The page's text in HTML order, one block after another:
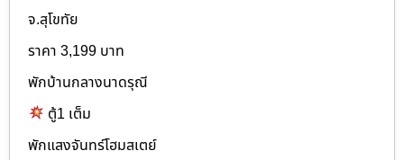
จ.สุโขทัย
ราคา 3,199 บาท
พักบ้านกลางนาดรุณี
ตู้1 เต็ม
พักแสงจันทร์โฮมสเตย์